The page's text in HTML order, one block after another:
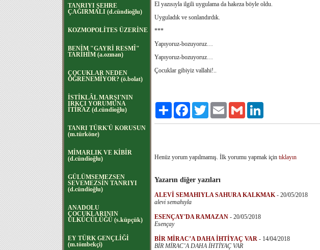
TANRIYI ŞEHRE
ÇAĞIRMALI (d.cündioğlu)
KOZMOPOLİTES ÜZERİNE
BENİM "GAYRİ RESMÎ"
TARİHİM (a.ozınan)
ÇOCUKLAR NEDEN
ÖĞRENEMİYOR? (ö.bolat)
İSTİKLÂL MARŞI'NIN
IRKÇI YORUMUNA
İTİRAZ (d.cündioğlu)
TANRI TÜRK'Ü KORUSUN
(m.türköne)
MİMARLIK VE KİBİR
(d.cündioğlu)
GÜLÜMSEMEZSEN
SEVEMEZSİN TANRIYI
(d.cündioğlu)
ANADOLU
ÇOCUKLARININ
ÜLKÜCÜLÜĞÜ (s.küpçük)
EY TÜRK GENÇLİĞİ
(m.tömbekçi)
El yazısıyla ilgili uygulama da hakeza böyle oldu.
Uyguladık ve sonlandırdık.
***
Yapıyoruz-bozuyoruz…
Yapıyoruz-bozuyoruz…
Çocuklar gibiyiz vallahi!..
Paylaş FacebookTwitter Email Gmail
Henüz yorum yapılmamış. İlk yorumu yapmak için tıklayın
Yazarın diğer yazıları
ALEVİ SEMAHIYLA SAHURA KALKMAK - 20/05/2018
alevi semahıyla
ESENÇAY'DA RAMAZAN - 20/05/2018
Esençay
BİR MİRAC’A DAHA İHTİYAÇ VAR - 14/04/2018
BİR MİRAC’A DAHA İHTİYAÇ VAR